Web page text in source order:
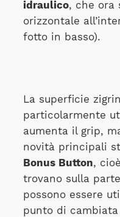
idraulico, che ora
orizzontale
fotto in basso).
La superficie
particolarmente
aumenta il grip,
novità principali
Bonus Button,
trovano sulla
possono essere
punto di